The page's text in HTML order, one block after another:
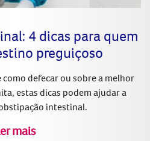
4 dicas para quem
preguiçoso
defecar ou sobre a melhor
estas dicas podem ajudar a
intestinal.
mais